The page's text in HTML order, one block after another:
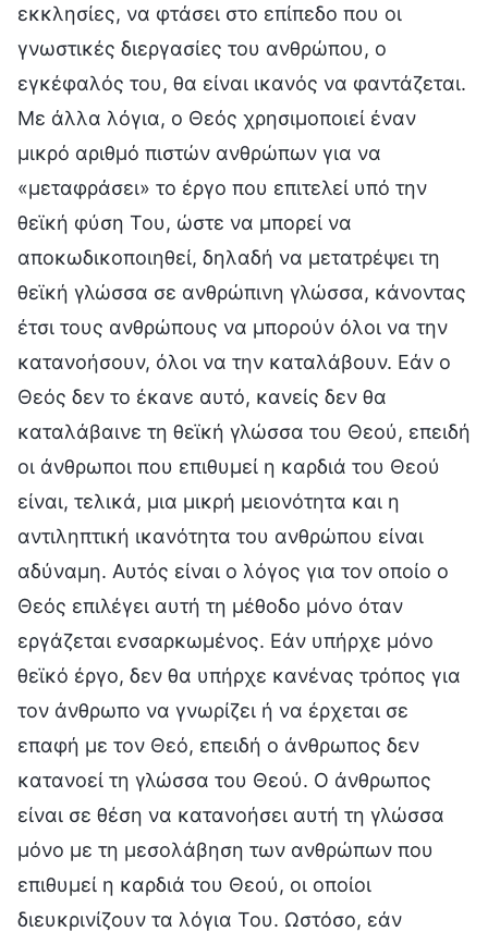
εκκλησίες, να φτάσει στο επίπεδο που οι
γνωστικές διεργασίες του ανθρώπου, ο
εγκέφαλός του, θα είναι ικανός να φαντάζεται.
Με άλλα λόγια, ο Θεός χρησιμοποιεί έναν
μικρό αριθμό πιστών ανθρώπων για να
«μεταφράσει» το έργο που επιτελεί υπό την
θεϊκή φύση Του, ώστε να μπορεί να
αποκωδικοποιηθεί, δηλαδή να μετατρέψει τη
θεϊκή γλώσσα σε ανθρώπινη γλώσσα, κάνοντας
έτσι τους ανθρώπους να μπορούν όλοι να την
κατανοήσουν, όλοι να την καταλάβουν. Εάν ο
Θεός δεν το έκανε αυτό, κανείς δεν θα
καταλάβαινε τη θεϊκή γλώσσα του Θεού, επειδή
οι άνθρωποι που επιθυμεί η καρδιά του Θεού
είναι, τελικά, μια μικρή μειονότητα και η
αντιληπτική ικανότητα του ανθρώπου είναι
αδύναμη. Αυτός είναι ο λόγος για τον οποίο ο
Θεός επιλέγει αυτή τη μέθοδο μόνο όταν
εργάζεται ενσαρκωμένος. Εάν υπήρχε μόνο
θεϊκό έργο, δεν θα υπήρχε κανένας τρόπος για
τον άνθρωπο να γνωρίζει ή να έρχεται σε
επαφή με τον Θεό, επειδή ο άνθρωπος δεν
κατανοεί τη γλώσσα του Θεού. Ο άνθρωπος
είναι σε θέση να κατανοήσει αυτή τη γλώσσα
μόνο με τη μεσολάβηση των ανθρώπων που
επιθυμεί η καρδιά του Θεού, οι οποίοι
διευκρινίζουν τα λόγια Του. Ωστόσο, εάν